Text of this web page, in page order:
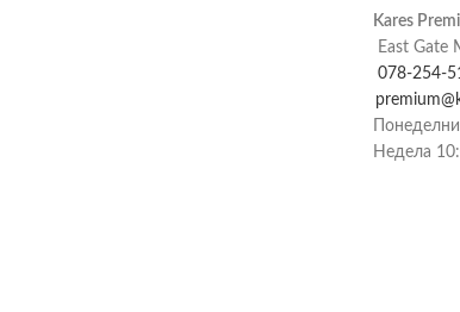
Kares
East Gate
078-254-
Недела